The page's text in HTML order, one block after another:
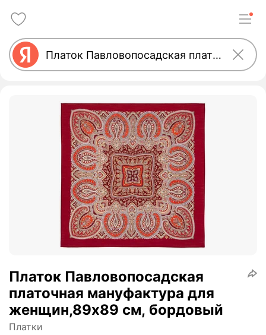
Платок Павловопосадская
платочная мануфактура для
женщин,89х89 см, бордовый
Платки